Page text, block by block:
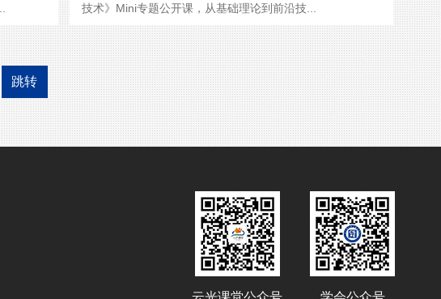
技术》Mini专题公开课，从基础理论到前沿技...
跳转